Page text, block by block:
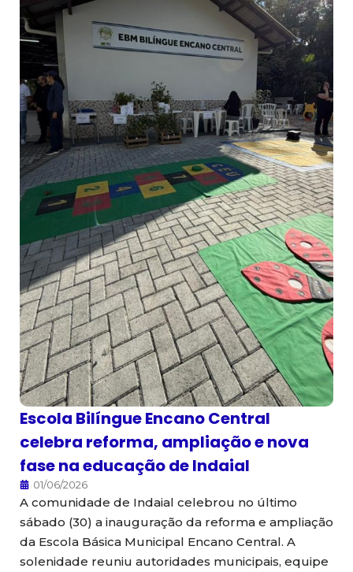
Escola Bilíngue Encano Central
celebra reforma, ampliação e nova
fase na educação de Indaial
01/06/2026
A comunidade de Indaial celebrou no último
sábado (30) a inauguração da reforma e ampliação
da Escola Básica Municipal Encano Central. A
solenidade reuniu autoridades municipais, equipe